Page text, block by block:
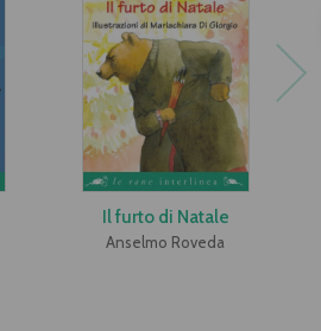
Il furto di Natale
Anselmo Roveda